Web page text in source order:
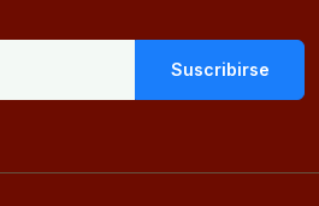
Suscribirse